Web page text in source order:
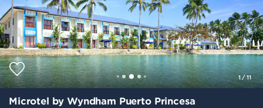
1/11
Microtel by Wyndham Puerto Princesa